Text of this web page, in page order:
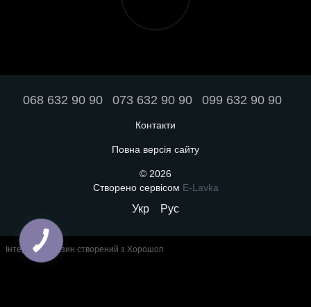
068 632 90 90 073 632 90 90 099 632 90 90
Контакти
Повна версія сайту
© 2026
Створено сервісом E-Lavka
Укр Рус
Інтернет-магазин створений з Хорошоп